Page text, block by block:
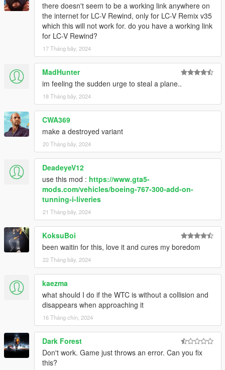
there doesn't seem to be a working link anywhere on
the internet for LC-V Rewind, only for LC-V Remix v35
which this will not work for. do you have a working link
for LC-V Rewind?
17 Tháng bảy, 2024
MadHunter
im feeling the sudden urge to steal a plane..
18 Tháng bảy, 2024
CWA369
make a destroyed variant
20 Tháng bảy, 2024
DeadeyeV12
use this mod : https://www.gta5-
mods.com/vehicles/boeing-767-300-add-on-
tunning-i-liveries
21 Tháng bảy, 2024
KoksuBoi
been waitin for this, love it and cures my boredom
22 Tháng bảy, 2024
kaezma
what should I do if the WTC is without a collision and
disappears when approaching it
16 Tháng chín, 2024
Dark Forest
Don't work. Game just throws an error. Can you fix
this?